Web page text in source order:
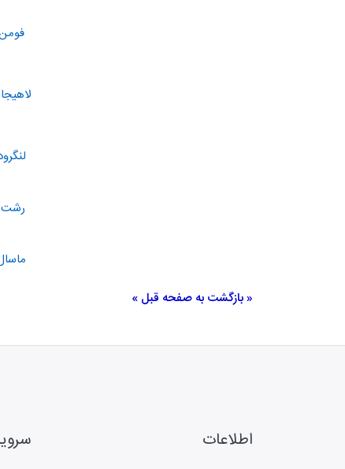
رشت
« بازگشت به صفحه قبل »
اطلاعات